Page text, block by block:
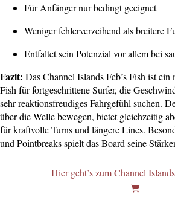
Für Anfänger nur bedingt geeignet
Weniger fehlerverzeihend als breitere
Entfaltet sein Potenzial vor allem bei
Fazit: Das Channel Islands Feb’s Fish ist ein
Fish für fortgeschrittene Surfer, die
sehr reaktionsfreudiges Fahrgefühl suchen.
über die Welle bewegen, bietet gleichzeitig
für kraftvolle Turns und längere Lines.
und Pointbreaks spielt das Board seine
Hier geht’s zum Channel